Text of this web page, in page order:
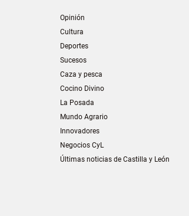
Opinión
Cultura
Deportes
Sucesos
Caza y pesca
Cocino Divino
La Posada
Mundo Agrario
Innovadores
Negocios CyL
Últimas noticias de Castilla y León